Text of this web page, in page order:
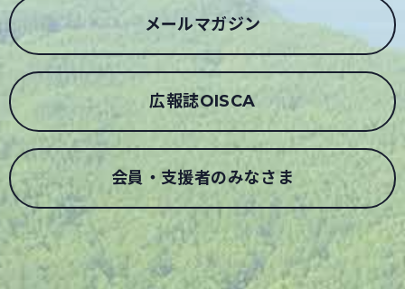
メールマガジン
広報誌OISCA
会員・支援者のみなさま